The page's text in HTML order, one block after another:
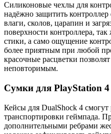
Силиконовые чехлы для
надёжно защитить
влаги, сколов, царапин и
поверхности контроллера,
стики, а само ощущение
более приятным при любой
красочные расцветки
неповторимым.
Сумки для PlayStation
Кейсы для DualShock 4
транспортировки геймпада.
дополнительными ребрами